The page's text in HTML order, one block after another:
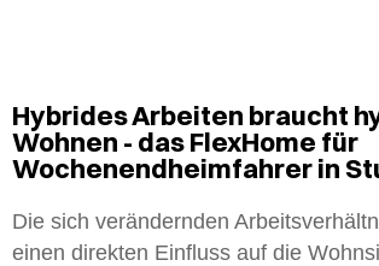
Hybrides Arbeiten braucht
Wohnen - das FlexHome für
Wochenendheimfahrer in
Die sich verändernden
einen direkten Einfluss auf die